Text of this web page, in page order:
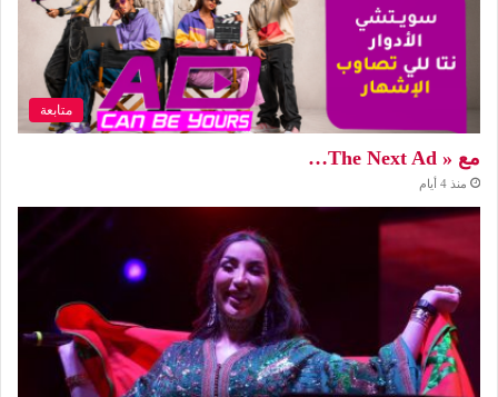
متابعة
مع « The Next Ad…
منذ 4 أيام